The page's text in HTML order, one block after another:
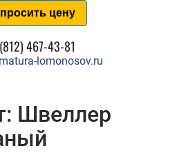
цену
467-43-81
lomonosov.ru
Швеллер